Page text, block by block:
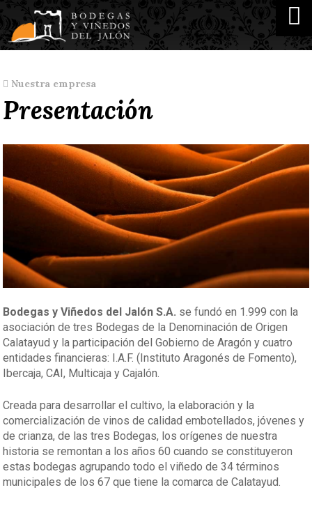
Nuestra empresa
Presentación
Bodegas y Viñedos del Jalón S.A. se fundó en 1.999 con la
asociación de tres Bodegas de la Denominación de Origen
Calatayud y la participación del Gobierno de Aragón y cuatro
entidades financieras: I.A.F. (Instituto Aragonés de Fomento),
Ibercaja, CAI, Multicaja y Cajalón.
Creada para desarrollar el cultivo, la elaboración y la
comercialización de vinos de calidad embotellados, jóvenes y
de crianza, de las tres Bodegas, los orígenes de nuestra
historia se remontan a los años 60 cuando se constituyeron
estas bodegas agrupando todo el viñedo de 34 términos
municipales de los 67 que tiene la comarca de Calatayud.